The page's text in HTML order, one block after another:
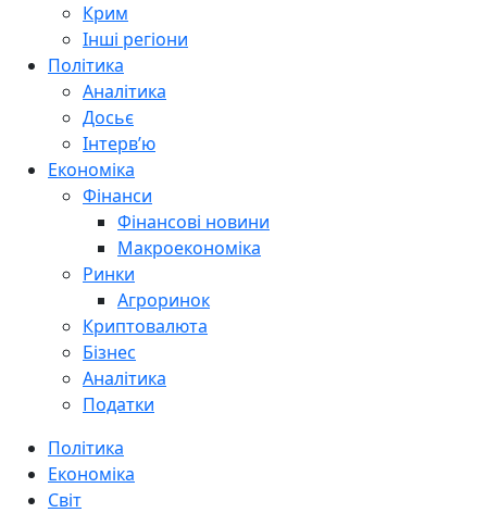
Крим
Інші регіони
Політика
Аналітика
Досьє
Інтерв’ю
Економіка
Фінанси
Фінансові новини
Макроекономіка
Ринки
Агроринок
Криптовалюта
Бізнес
Аналітика
Податки
Політика
Економіка
Світ